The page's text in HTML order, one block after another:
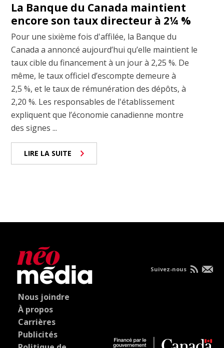
La Banque du Canada maintient
encore son taux directeur à 2¼ %
Pour une sixième fois d'affilée, la Banque du
Canada a annoncé aujourd’hui qu’elle maintient le
taux cible du financement à un jour à 2,25 %. De
même, le taux officiel d’escompte demeure à
2,5 %, et le taux de rémunération des dépôts, à
2,20 %. Les responsables de l'établissement
expliquent que l’économie canadienne montre
des signes ...
LIRE LA SUITE
Nous joindre
À propos
Carrières
Publicités
Suivez-nous